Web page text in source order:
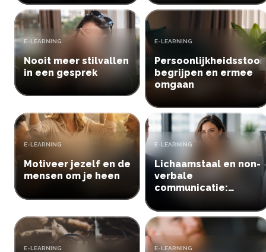
Aanmelden
Nooit meer stilvallen
in een gesprek
TYPE:
E-LEARNING
begrijpen en ermee
omgaan
TYPE:
E-LEARNING
Motiveer jezelf en de
mensen om je heen
TYPE:
E-LEARNING
Lichaamstaal en non-
verbale
communicatie:
bedoelt zonder
woorden
TYPE:
E-LEARNING
TYPE:
E-LEARNING TYPE:
E-LEARNING